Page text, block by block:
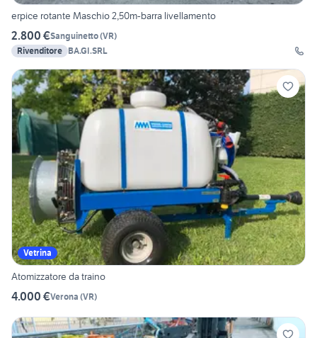
erpice rotante Maschio 2,50m-barra livellamento
2.800 €Sanguinetto(VR)
Rivenditore BA.GI.SRL
Vetrina
Atomizzatore da traino
4.000 €Verona (VR)